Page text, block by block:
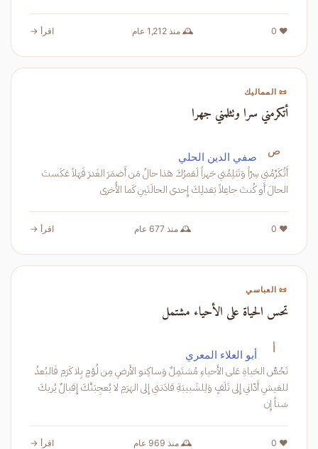
❤️ 0 🕰️ منذ 1,212 عام اقرأ →
📜 المماليك
أتكرمني سرا وتثلمني جهرا
ص صفي الدين الحلي
أَتُكَرِّمُني سِرّاً وَتَثلِمُني جَهراً لَعَمرُكَ هَذا حالُ مَن أَضمَرَ الغَدرَ فَهَلاً عَكَستَ
الحالَ أَو كُنتَ جاعِلاً بَعَدلِكَ إِحدى الحالَتَينِ كَما الأُخرى
❤️ 0 🕰️ منذ 677 عام اقرأ →
📜 العباسي
تحس الحياة على الأحياء مشتمل
أ أبو العلاء المعري
تَحُسُّ الحَياةِ عَلى الأَحياءِ مُشتَمِلٌ وَساكِنو الأَرضِ مِن لُؤمٍ بِلا كَرَمِ فَالبُعدُ
للعَيشِ أَدّاني إِلى تَلَفٍ وَلِلشَبيبَةِ قادَتني إِلى الهَرَمِ لا يُعجِبَنَّكَ إِقبالٌ يُريكَ
سَناً إِن
❤️ 0 🕰️ منذ 969 عام اقرأ →